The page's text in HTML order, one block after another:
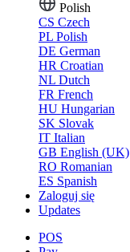
Polish
CS Czech
PL Polish
DE German
HR Croatian
NL Dutch
FR French
HU Hungarian
SK Slovak
IT Italian
GB English (UK)
RO Romanian
ES Spanish
Zaloguj się
Updates
POS